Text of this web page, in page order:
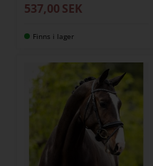
537,00 SEK
Finns i lager